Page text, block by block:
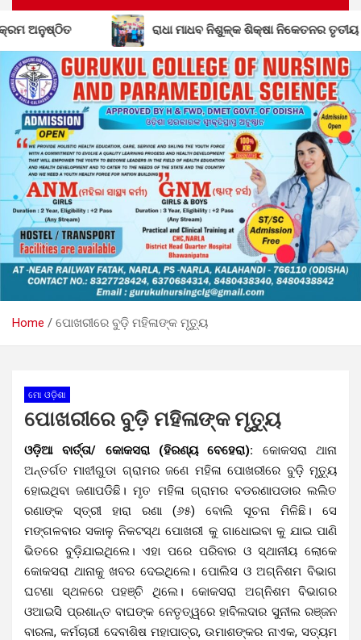
ନିଶୁଳ୍କ ଶିକ୍ଷା ନିକେତନର ତୃତୀୟ ବାର୍ଷିକୋତ୍ସବ ଓ ସଙ୍ଗୀତ ବିଦ୍ୟାଳୟର
Home ପୋଖରୀରେ ବୁଡ଼ି ମହିଳାଙ୍କ ମୃତ୍ୟୁ
ମୋ ଓଡ଼ିଶା
ପୋଖରୀରେ ବୁଡ଼ି ମହିଳାଙ୍କ ମୃତ୍ୟୁ
ଓଡ଼ିଆ ବାର୍ତ୍ତା/ କୋକସରା (ହିରଣ୍ୟ ବେହେରା): କୋକସରା ଥାନା
ଅନ୍ତର୍ଗତ ମାଝୀଗୁଡା ଗ୍ରାମର ଜଣେ ମହିଳା ପୋଖରୀରେ ବୁଡ଼ି ମୃତ୍ୟୁ
ହୋଇଥିବା ଜଣାପଡିଛି। ମୃତ ମହିଳା ଗ୍ରାମର ବଡରଣାପଡାର ଲଲିତ
ରଣାଙ୍କ ସ୍ତ୍ରୀ ହାରା ରଣା (୬୫) ବୋଲି ସୂଚନା ମିଳିଛି। ସେ
ମଙ୍ଗଳବାର ସକାଳୁ ନିକଟସ୍ଥ ପୋଖରୀ କୁ ଗାଧୋଇବା କୁ ଯାଇ ପାଣି
ଭିତରେ ବୁଡ଼ିଯାଇଥିଲେ। ଏହା ପରେ ପରିବାର ଓ ସ୍ଥାନୀୟ ଲୋକେ
କୋକସରା ଥାନାକୁ ଖବର ଦେଇଥିଲେ। ପୋଲିସ ଓ ଅଗ୍ନିଶମ ବିଭାଗ
ଘଟଣା ସ୍ଥଳରେ ପହଞ୍ଚି ଥିଲେ। କୋକସରା ଅଗ୍ନିଶମ ବିଭାଗର
ଓଆଇସି ପ୍ରଶାନ୍ତ ବାଘଙ୍କ ନେତୃତ୍ୱରେ ହାବିଲଦାର ସୁନୀଲ ରଞ୍ଜନ
ବାରଳା, କର୍ମଚାରୀ ଦେବାଶିଷ ମହାପାତ୍ର, ଉମାଶଙ୍କର ନାଏକ, ସତ୍ୟମ